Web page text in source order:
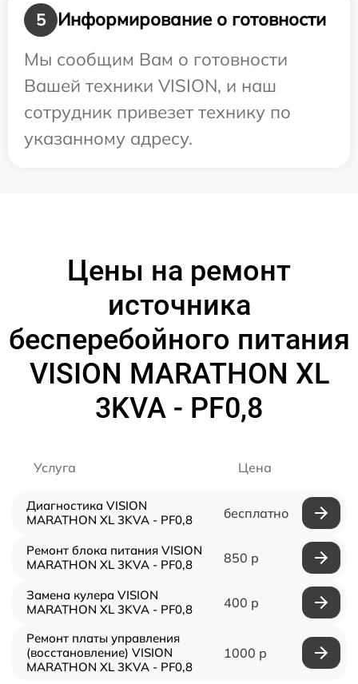
5
Информирование о готовности
Мы сообщим Вам о готовности
Вашей техники VISION, и наш
сотрудник привезет технику по
указанному адресу.
Цены на ремонт
источника
бесперебойного питания
VISION MARATHON XL
3KVA - PF0,8
Услуга Цена
Диагностика VISION
MARATHON XL 3KVA - PF0,8
бесплатно
Ремонт блока питания VISION
MARATHON XL 3KVA - PF0,8
850 р
Замена кулера VISION
MARATHON XL 3KVA - PF0,8
400 р
Ремонт платы управления
(восстановление) VISION
MARATHON XL 3KVA - PF0,8
1000 р